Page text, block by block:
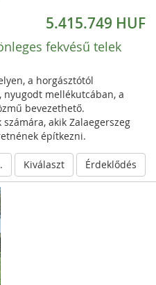
5.415.749 HUF
fekvésű telek
a horgásztótól
nyugodt mellékutcában, a
bevezethető.
akik Zalaegerszeg
építkezni.
Kiválaszt Érdeklődés